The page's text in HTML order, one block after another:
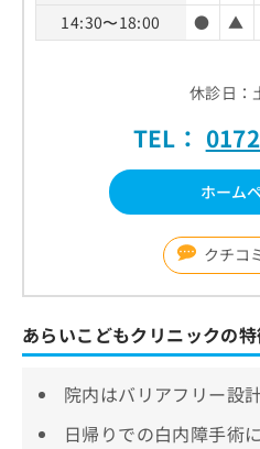
14:30〜18:00
● ▲
休診日：
TEL：
ホーム
クチコ
あらいこどもクリニックの
院内はバリアフリー設
日帰りでの白内障手術